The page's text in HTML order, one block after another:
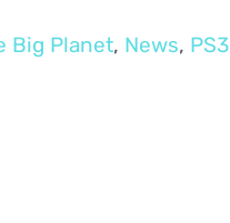
Big Planet, News, PS3